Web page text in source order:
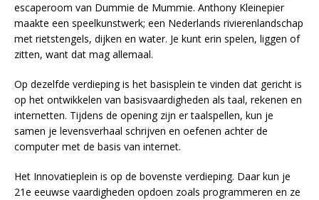
escaperoom van Dummie de Mummie. Anthony Kleinepier
maakte een speelkunstwerk; een Nederlands rivierenlandschap
met rietstengels, dijken en water. Je kunt erin spelen, liggen of
zitten, want dat mag allemaal.
Op dezelfde verdieping is het basisplein te vinden dat gericht is
op het ontwikkelen van basisvaardigheden als taal, rekenen en
internetten. Tijdens de opening zijn er taalspellen, kun je
samen je levensverhaal schrijven en oefenen achter de
computer met de basis van internet.
Het Innovatieplein is op de bovenste verdieping. Daar kun je
21e eeuwse vaardigheden opdoen zoals programmeren en ze